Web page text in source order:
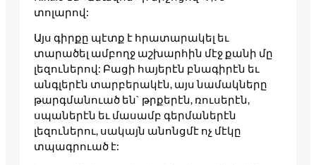
տոլարով:
Այս գիրքը պէտք է հրատարակել եւ
տարածել ամբողջ աշխարհին մէջ քանի մը
լեզուներով: Բացի հայերէն բնագիրէն եւ
անգլերէն տարբերակէն, այս նամակները
թարգմանուած են` թրքերէն, ռուսերէն,
սպաներէն եւ մասամբ գերմաներէն
լեզուներու, սակայն անոնցմէ ոչ մէկը
տպագրուած է: